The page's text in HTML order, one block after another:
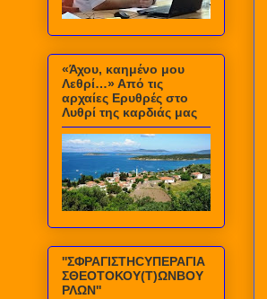
«Άχου, καημένο μου
Λεθρί…» Από τις
αρχαίες Ερυθρές στο
Λυθρί της καρδιάς μας
''ΣΦΡΑΓΙΣΤΗCΥΠΕΡΑΓΙΑ
ΣΘΕΟΤΟΚΟΥ(Τ)ΩΝΒΟΥ
ΡΛΩΝ''